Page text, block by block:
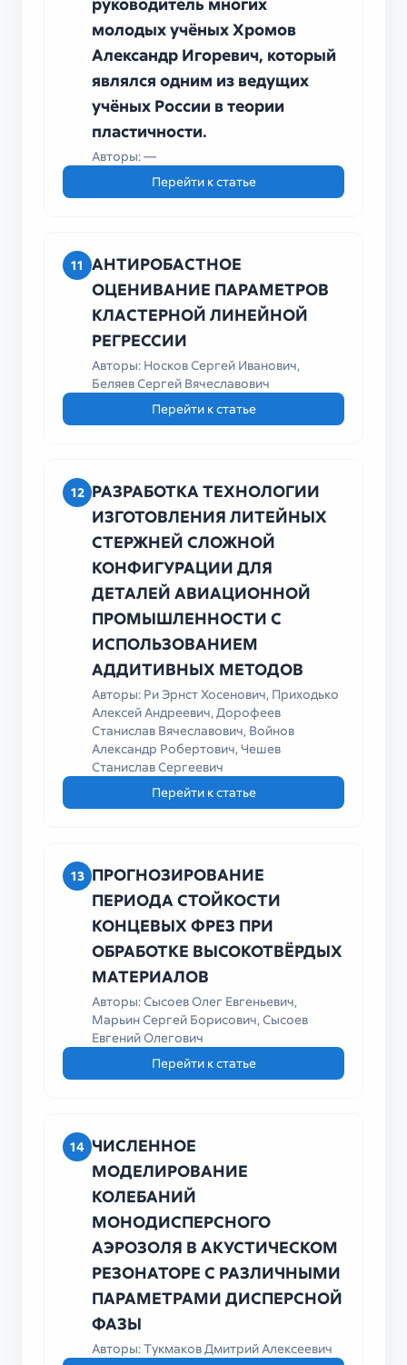
молодых учёных Хромов
Александр Игоревич, который
являлся одним из ведущих
учёных России в теории
пластичности.
Авторы: —
Перейти к статье
11
АНТИРОБАСТНОЕ
ОЦЕНИВАНИЕ ПАРАМЕТРОВ
КЛАСТЕРНОЙ ЛИНЕЙНОЙ
РЕГРЕССИИ
Авторы: Носков Сергей Иванович,
Беляев Сергей Вячеславович
Перейти к статье
12 РАЗРАБОТКА ТЕХНОЛОГИИ
ИЗГОТОВЛЕНИЯ ЛИТЕЙНЫХ
СТЕРЖНЕЙ СЛОЖНОЙ
КОНФИГУРАЦИИ ДЛЯ
ДЕТАЛЕЙ АВИАЦИОННОЙ
ПРОМЫШЛЕННОСТИ С
ИСПОЛЬЗОВАНИЕМ
АДДИТИВНЫХ МЕТОДОВ
Авторы: Ри Эрнст Хосенович, Приходько
Алексей Андреевич, Дорофеев
Станислав Вячеславович, Войнов
Александр Робертович, Чешев
Станислав Сергеевич
Перейти к статье
13 ПРОГНОЗИРОВАНИЕ
ПЕРИОДА СТОЙКОСТИ
КОНЦЕВЫХ ФРЕЗ ПРИ
ОБРАБОТКЕ ВЫСОКОТВЁРДЫХ
МАТЕРИАЛОВ
Авторы: Сысоев Олег Евгеньевич,
Марьин Сергей Борисович, Сысоев
Евгений Олегович
Перейти к статье
14 ЧИСЛЕННОЕ
МОДЕЛИРОВАНИЕ
КОЛЕБАНИЙ
МОНОДИСПЕРСНОГО
АЭРОЗОЛЯ В АКУСТИЧЕСКОМ
РЕЗОНАТОРЕ С РАЗЛИЧНЫМИ
ПАРАМЕТРАМИ ДИСПЕРСНОЙ
ФАЗЫ
Авторы: Тукмаков Дмитрий Алексеевич